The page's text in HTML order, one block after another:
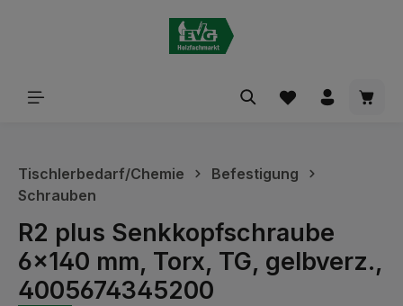
Tischlerbedarf/Chemie
Befestigung
Schrauben
R2 plus Senkkopfschraube
6x140 mm, Torx, TG, gelbverz.,
4005674345200